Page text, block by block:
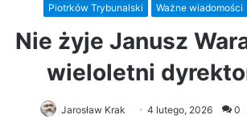
Piotrków Trybunalski Ważne wiadomości
Nie żyje Janusz
wieloletni
Jarosław Krak 4 lutego, 2026 0